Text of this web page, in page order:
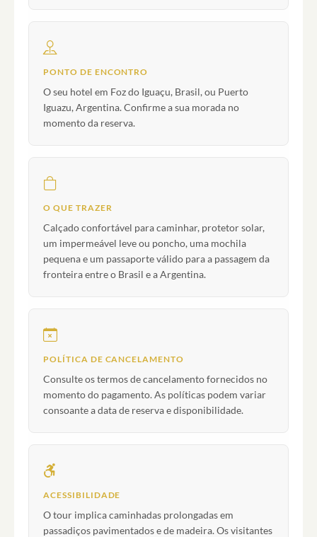
PONTO DE ENCONTRO
O seu hotel em Foz do Iguaçu, Brasil, ou Puerto
Iguazu, Argentina. Confirme a sua morada no
momento da reserva.
O QUE TRAZER
Calçado confortável para caminhar, protetor solar,
um impermeável leve ou poncho, uma mochila
pequena e um passaporte válido para a passagem da
fronteira entre o Brasil e a Argentina.
POLÍTICA DE CANCELAMENTO
Consulte os termos de cancelamento fornecidos no
momento do pagamento. As políticas podem variar
consoante a data de reserva e disponibilidade.
ACESSIBILIDADE
O tour implica caminhadas prolongadas em
passadiços pavimentados e de madeira. Os visitantes